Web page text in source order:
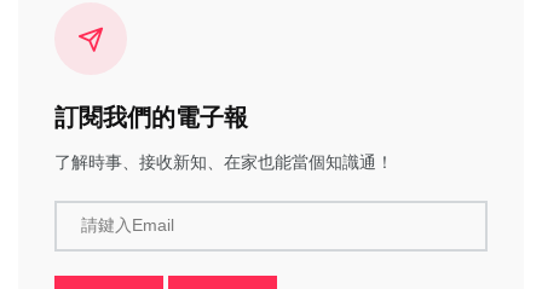
訂閱我們的電子報
了解時事、接收新知、在家也能當個知識通！
請鍵入Email